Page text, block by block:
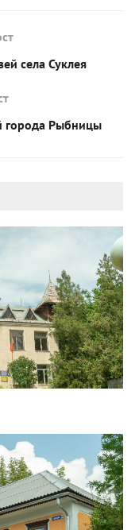
села Суклея
города Рыбницы